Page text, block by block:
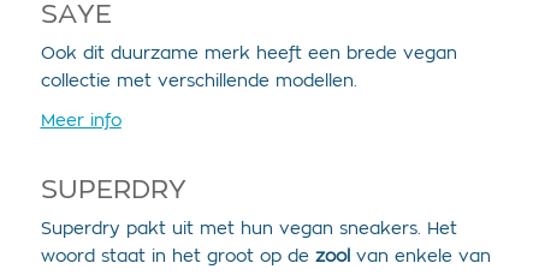
SAYE
Ook dit duurzame merk heeft een brede vegan
collectie met verschillende modellen.
Meer info
SUPERDRY
Superdry pakt uit met hun vegan sneakers. Het
woord staat in het groot op de zool van enkele van